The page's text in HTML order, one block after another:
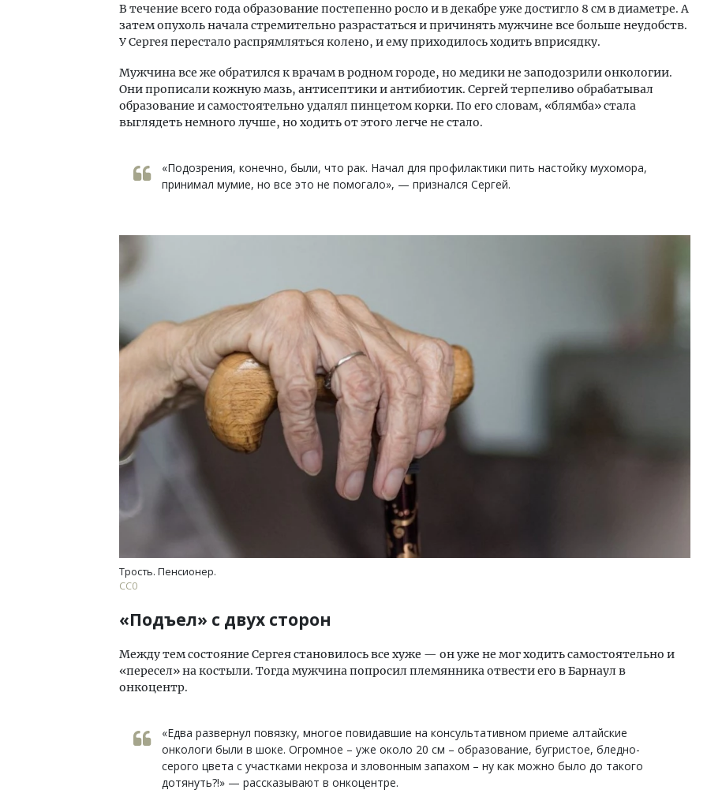
В течение всего года образование постепенно росло и в декабре уже достигло 8 см в диаметре. А
затем опухоль начала стремительно разрастаться и причинять мужчине все больше неудобств.
У Сергея перестало распрямляться колено, и ему приходилось ходить вприсядку.
Мужчина все же обратился к врачам в родном городе, но медики не заподозрили онкологии.
Они прописали кожную мазь, антисептики и антибиотик. Сергей терпеливо обрабатывал
образование и самостоятельно удалял пинцетом корки. По его словам, «блямба» стала
выглядеть немного лучше, но ходить от этого легче не стало.
«Подозрения, конечно, были, что рак. Начал для профилактики пить настойку мухомора,
принимал мумие, но все это не помогало», — признался Сергей.
Трость. Пенсионер.
СС0
«Подъел» с двух сторон
Между тем состояние Сергея становилось все хуже — он уже не мог ходить самостоятельно и
«пересел» на костыли. Тогда мужчина попросил племянника отвести его в Барнаул в
онкоцентр.
«Едва развернул повязку, многое повидавшие на консультативном приеме алтайские
онкологи были в шоке. Огромное – уже около 20 см – образование, бугристое, бледно-
серого цвета с участками некроза и зловонным запахом – ну как можно было до такого
дотянуть?!» — рассказывают в онкоцентре.